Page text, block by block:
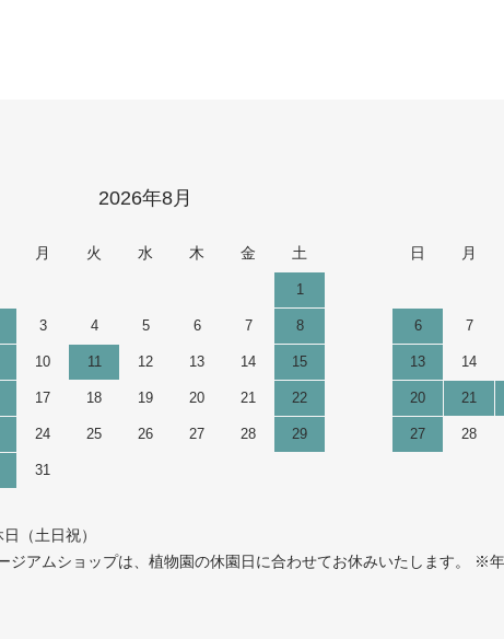
2026年8月
月 火 水 木 金 土
1
3 4 5 6 7 8
10 11 12 13 14 15
17 18 19 20 21 22
24 25 26 27 28 29
31
日 月
6 7
13 14
20 21
27 28
（土日祝）
アムショップは、植物園の休園日に合わせてお休みいたします。 ※